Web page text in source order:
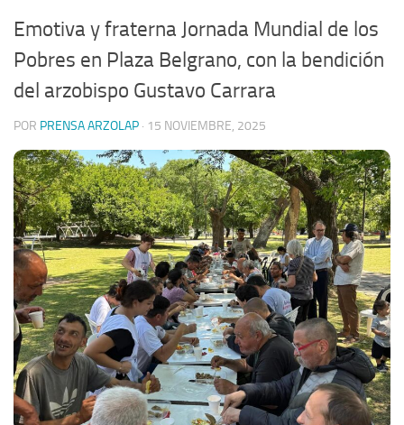
Emotiva y fraterna Jornada Mundial de los
Pobres en Plaza Belgrano, con la bendición
del arzobispo Gustavo Carrara
POR PRENSA ARZOLAP · 15 NOVIEMBRE, 2025